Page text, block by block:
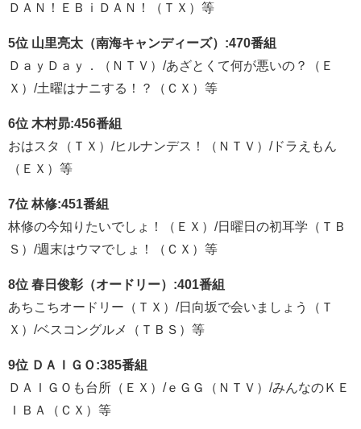
ＤＡＮ！ＥＢｉＤＡＮ！（ＴＸ）等
5位 山里亮太（南海キャンディーズ）:470番組
ＤａｙＤａｙ．（ＮＴＶ）/あざとくて何が悪いの？（Ｅ
Ｘ）/土曜はナニする！？（ＣＸ）等
6位 木村昴:456番組
おはスタ（ＴＸ）/ヒルナンデス！（ＮＴＶ）/ドラえもん
（ＥＸ）等
7位 林修:451番組
林修の今知りたいでしょ！（ＥＸ）/日曜日の初耳学（ＴＢ
Ｓ）/週末はウマでしょ！（ＣＸ）等
8位 春日俊彰（オードリー）:401番組
あちこちオードリー（ＴＸ）/日向坂で会いましょう（Ｔ
Ｘ）/ベスコングルメ（ＴＢＳ）等
9位 ＤＡＩＧＯ:385番組
ＤＡＩＧＯも台所（ＥＸ）/ｅＧＧ（ＮＴＶ）/みんなのＫＥ
ＩＢＡ（ＣＸ）等